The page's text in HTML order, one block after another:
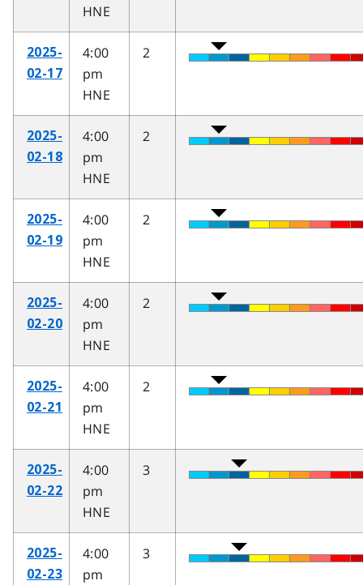
HNE
2025-
02-17
4:00
pm
HNE
2
2025-
02-18
4:00
pm
HNE
2
2025-
02-19
4:00
pm
HNE
2
2025-
02-20
4:00
pm
HNE
2
2025-
02-21
4:00
pm
HNE
2
2025-
02-22
4:00
pm
HNE
3
2025-
02-23
4:00
pm
3